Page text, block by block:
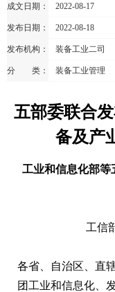
成文日期： 2022-08-17
发布日期： 2022-08-18
发布机构： 装备工业二司
分 类： 装备工业管理
五部委联合
备及产
工业和信息化部等
工信
各省、自治区、直
团工业和信息化、